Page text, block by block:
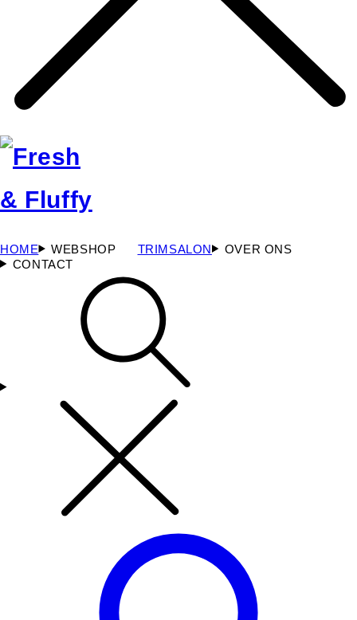
HOME WEBSHOP TRIMSALON
OVER ONS
CONTACT